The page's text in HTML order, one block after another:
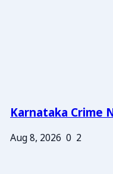
Karnataka Crime
Aug 8, 2026 0 2